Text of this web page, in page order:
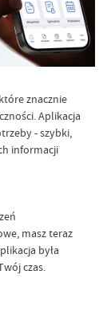
znacznie
Aplikacja
- szybki,
informacji
masz teraz
była
czas.